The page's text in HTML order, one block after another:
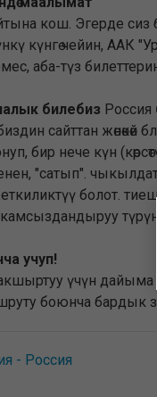
кош. Эгерде
күнгө чейин, ААК
аба-түз
билебиз Россия
сайттан
бир нече күн
"сатып".
болот.
учуп!
үчүн дайыма
боюнча бардык
- Россия